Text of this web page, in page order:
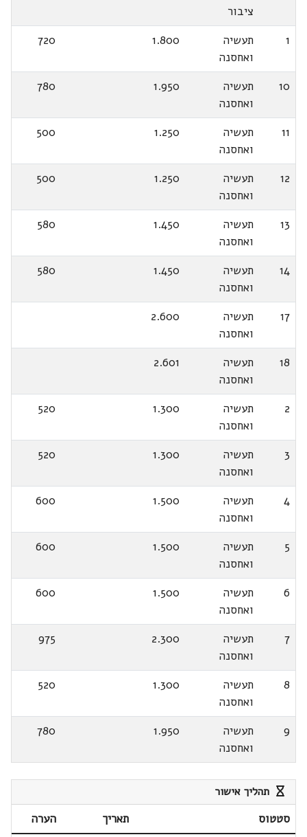
ציבור
1
תעשיה
ואחסנה
1.800
720
10
תעשיה
ואחסנה
1.950
780
11
תעשיה
ואחסנה
1.250
500
12
תעשיה
ואחסנה
1.250
500
13
תעשיה
ואחסנה
1.450
580
14
תעשיה
ואחסנה
1.450
580
17
תעשיה
ואחסנה
2.600
18
תעשיה
ואחסנה
2.601
2
תעשיה
ואחסנה
1.300
520
3
תעשיה
ואחסנה
1.300
520
4
תעשיה
ואחסנה
1.500
600
5
תעשיה
ואחסנה
1.500
600
6
תעשיה
ואחסנה
1.500
600
7
תעשיה
ואחסנה
2.300
975
8
תעשיה
ואחסנה
1.300
520
9
תעשיה
ואחסנה
1.950
780
תהליך אישור
סטטוס תאריך
הערה